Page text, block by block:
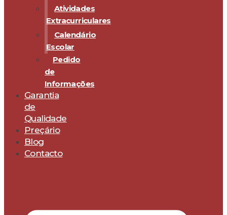
Atividades
Extracurriculares
Calendário
Escolar
Pedido
de
Informações
Garantia
de
Qualidade
Preçário
Blog
Contacto